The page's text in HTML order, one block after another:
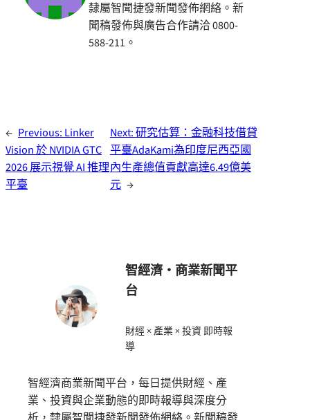
隸屬智聞捷發新聞發佈網絡。新
聞稿發佈與廣告合作請洽 0800-
588-211。
← Previous: Linker
Vision 於 NVIDIA GTC
2026 展示視覺 AI 推理
平臺
Next:研究估算：金融科技借貸
平臺AdaKami為印度尼西亞國
內生產總值貢獻高達6.49億美
元 →
智經濟・商業新聞平
台
財經 × 產業 × 投資 即時報
導
智經濟商業新聞平台，每日提供財經、產
業、投資與企業動態的即時報導與深度分